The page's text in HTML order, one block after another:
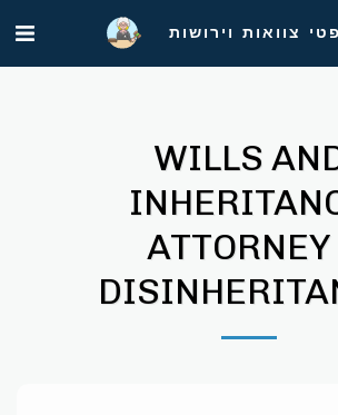
צוואות וירושות
WILLS
ATTORNEY